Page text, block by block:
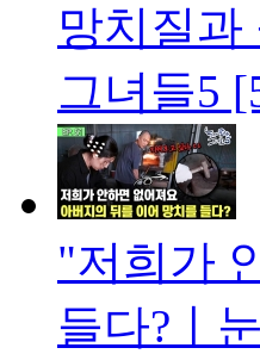
망치질
그녀들5
"저희가
들다?ㅣ